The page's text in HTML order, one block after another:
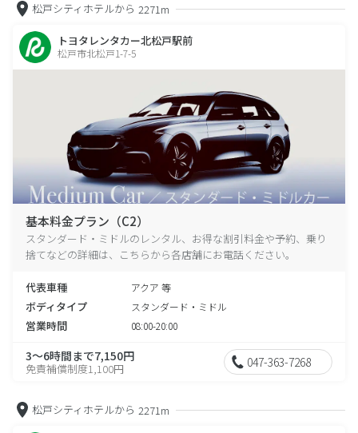
松戸シティホテルから 2271m
トヨタレンタカー北松戸駅前
松戸市北松戸1-7-5
基本料金プラン（C2）
スタンダード・ミドルのレンタル、お得な割引料金や予約、乗り
捨てなどの詳細は、こちらから各店舗にお電話ください。
代表車種 アクア 等
ボディタイプ スタンダード・ミドル
営業時間 08:00-20:00
3～6時間まで7,150円
免責補償制度1,100円 047-363-7268
松戸シティホテルから 2271m